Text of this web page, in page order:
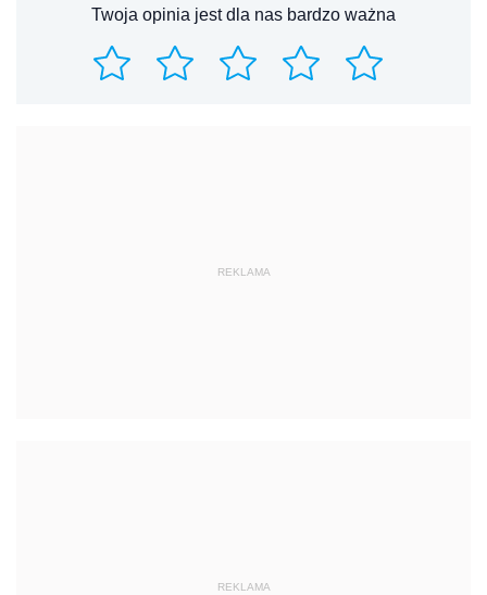
Twoja opinia jest dla nas bardzo ważna
REKLAMA
REKLAMA